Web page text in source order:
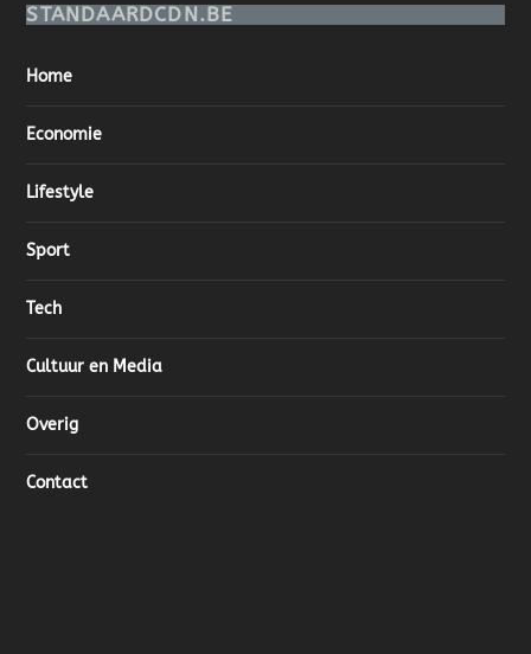
STANDAARDCDN.BE
Home
Economie
Lifestyle
Sport
Tech
Cultuur en Media
Overig
Contact